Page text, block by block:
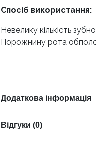
Спосіб використання:
Невелику кількість
Порожнину рота
Додаткова інформація
Відгуки (0)